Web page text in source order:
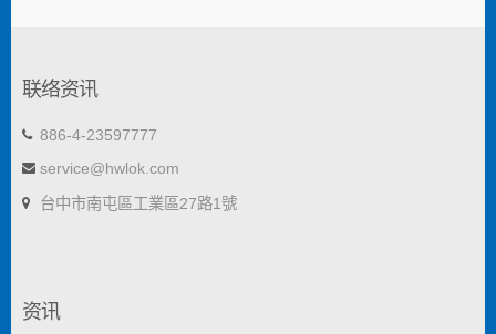
联络资讯
886-4-23597777
service@hwlok.com
台中市南屯區工業區27路1號
资讯